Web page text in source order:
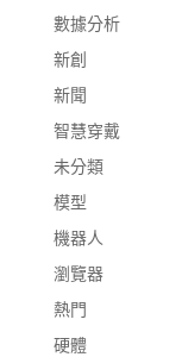
數據分析
新創
新聞
智慧穿戴
未分類
模型
機器人
瀏覽器
熱門
硬體